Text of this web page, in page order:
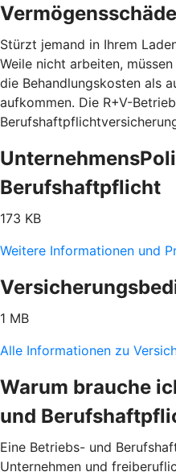
Stürzt jemand in Ihrem
Weile nicht arbeiten,
die Behandlungskosten als
aufkommen. Die R+V-
Berufshaftpflicht
173 KB
Weitere Informationen und
1 MB
Alle Informationen zu
Warum brauche
und
Eine Betriebs- und
Unternehmen und